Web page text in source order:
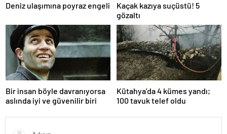
Deniz ulaşımına poyraz engeli
Kaçak kazıya suçüstü! 5
gözaltı
Bir insan böyle davranıyorsa
aslında iyi ve güvenilir biri
Kütahya’da 4 kümes yandı;
100 tavuk telef oldu